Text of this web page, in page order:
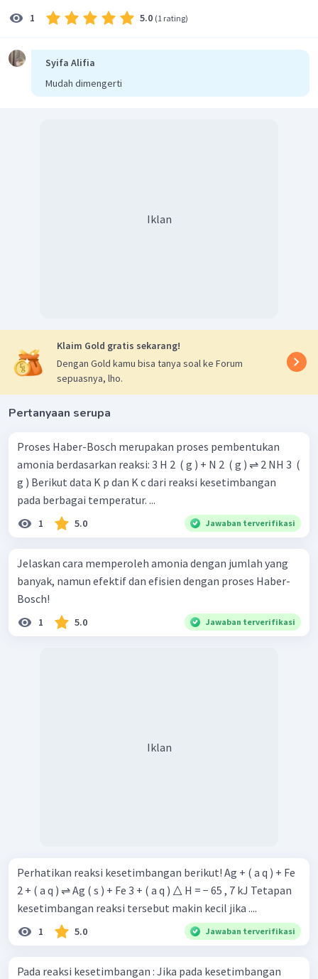
1 5.0 (1 rating)
Syifa Alifia
Mudah dimengerti
Iklan
Klaim Gold gratis sekarang!
Dengan Gold kamu bisa tanya soal ke Forum
sepuasnya, lho.
Pertanyaan serupa
Proses Haber-Bosch merupakan proses pembentukan
amonia berdasarkan reaksi: 3 H 2 ​ ( g ) + N 2 ​ ( g ) ⇌ 2 NH 3 ​ (
g ) Berikut data K p dan K c dari reaksi kesetimbangan
pada berbagai temperatur. ...
1 5.0 Jawaban terverifikasi
Jelaskan cara memperoleh amonia dengan jumlah yang
banyak, namun efektif dan efisien dengan proses Haber-
Bosch!
1 5.0 Jawaban terverifikasi
Iklan
Perhatikan reaksi kesetimbangan berikut! Ag + ( a q ) + Fe
2 + ( a q ) ⇌ Ag ( s ) + Fe 3 + ( a q ) △ H = − 65 , 7 kJ Tetapan
kesetimbangan reaksi tersebut makin kecil jika ....
1 5.0 Jawaban terverifikasi
Pada reaksi kesetimbangan : Jika pada kesetimbangan